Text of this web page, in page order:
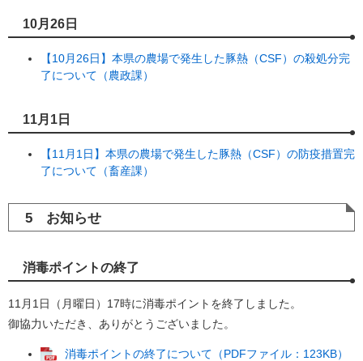
10月26日
【10月26日】本県の農場で発生した豚熱（CSF）の殺処分完
了について（農政課）
11月1日
【11月1日】本県の農場で発生した豚熱（CSF）の防疫措置完
了について（畜産課）
5 お知らせ
消毒ポイントの終了
11月1日（月曜日）17時に消毒ポイントを終了しました。
御協力いただき、ありがとうございました。
消毒ポイントの終了について（PDFファイル：123KB）